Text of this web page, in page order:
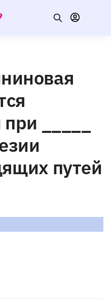
_____
путей